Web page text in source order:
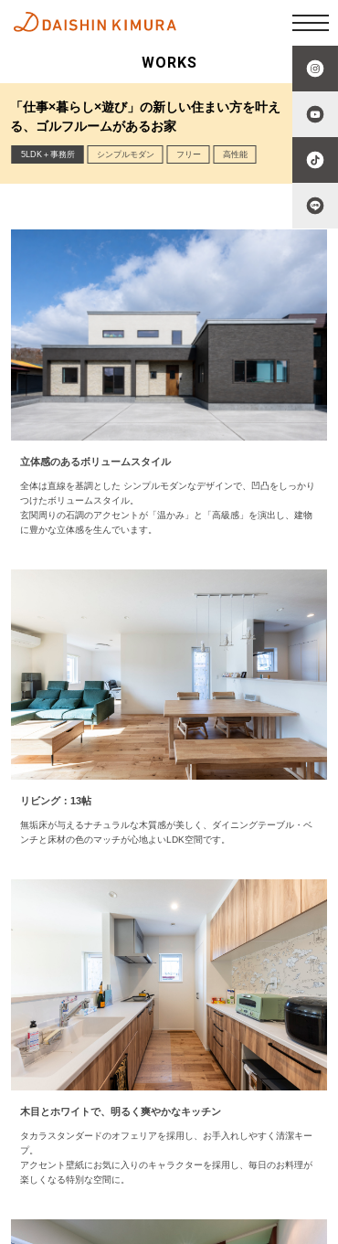
WORKS
「仕事×暮らし×遊び」の新しい住まい方を叶え
る、ゴルフルームがあるお家
5LDK＋事務所 シンプルモダン フリー 高性能
立体感のあるボリュームスタイル
全体は直線を基調とした シンプルモダンなデザインで、凹凸をしっかり
つけたボリュームスタイル。
玄関周りの石調のアクセントが「温かみ」と「高級感」を演出し、建物
に豊かな立体感を生んでいます。
リビング：13帖
無垢床が与えるナチュラルな木質感が美しく、ダイニングテーブル・ベ
ンチと床材の色のマッチが心地よいLDK空間です。
木目とホワイトで、明るく爽やかなキッチン
タカラスタンダードのオフェリアを採用し、お手入れしやすく清潔キー
プ。
アクセント壁紙にお気に入りのキャラクターを採用し、毎日のお料理が
楽しくなる特別な空間に。